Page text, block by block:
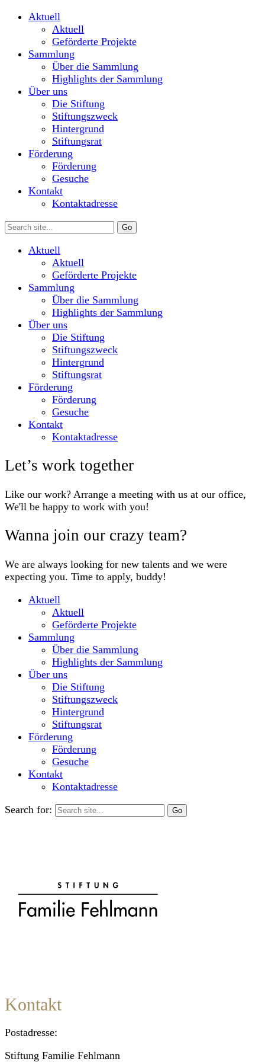
Aktuell
Aktuell
Geförderte Projekte
Sammlung
Über die Sammlung
Highlights der Sammlung
Über uns
Die Stiftung
Stiftungszweck
Hintergrund
Stiftungsrat
Förderung
Förderung
Gesuche
Kontakt
Kontaktadresse
Aktuell
Aktuell
Geförderte Projekte
Sammlung
Über die Sammlung
Highlights der Sammlung
Über uns
Die Stiftung
Stiftungszweck
Hintergrund
Stiftungsrat
Förderung
Förderung
Gesuche
Kontakt
Kontaktadresse
Let’s work together
Like our work? Arrange a meeting with us at our office,
We'll be happy to work with you!
Wanna join our crazy team?
We are always looking for new talents and we were
expecting you. Time to apply, buddy!
Aktuell
Aktuell
Geförderte Projekte
Sammlung
Über die Sammlung
Highlights der Sammlung
Über uns
Die Stiftung
Stiftungszweck
Hintergrund
Stiftungsrat
Förderung
Förderung
Gesuche
Kontakt
Kontaktadresse
Search for:
Kontakt
Postadresse:
Stiftung Familie Fehlmann